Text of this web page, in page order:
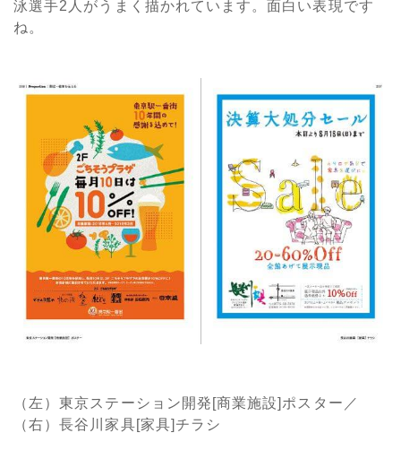
泳選手2人がうまく描かれています。面白い表現です
ね。
（左）東京ステーション開発[商業施設]ポスター／
（右）長谷川家具[家具]チラシ